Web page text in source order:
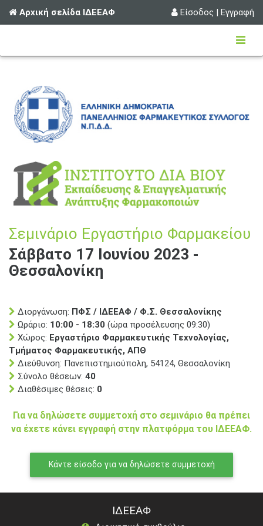
Αρχική σελίδα ΙΔΕΕΑΦ Είσοδος | Εγγραφή
Σεμινάριο Εργαστήριο Φαρμακείου
Σάββατο 17 Ιουνίου 2023 -
Θεσσαλονίκη
Διοργάνωση: ΠΦΣ / ΙΔΕΕΑΦ / Φ.Σ. Θεσσαλονίκης
Ωράριο: 10:00 - 18:30 (ώρα προσέλευσης 09:30)
Χώρος: Εργαστήριο Φαρμακευτικής Τεχνολογίας,
Τμήματος Φαρμακευτικής, ΑΠΘ
Διεύθυνση: Πανεπιστημιούπολη, 54124, Θεσσαλονίκη
Σύνολο θέσεων: 40
Διαθέσιμες θέσεις: 0
Για να δηλώσετε συμμετοχή στο σεμινάριο θα πρέπει
να έχετε κάνει εγγραφή στην πλατφόρμα του ΙΔΕΕΑΦ.
Κάντε είσοδο για να δηλώσετε συμμετοχή
ΙΔΕΕΑΦ